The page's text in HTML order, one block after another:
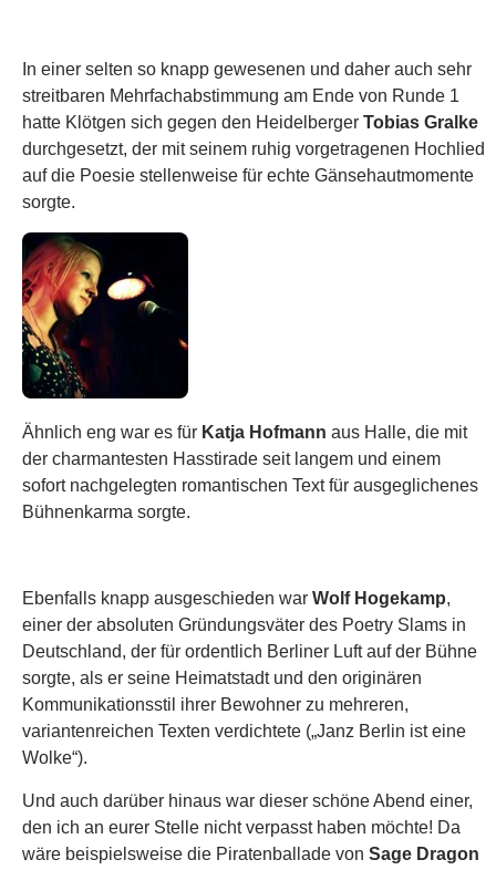
In einer selten so knapp gewesenen und daher auch sehr
streitbaren Mehrfachabstimmung am Ende von Runde 1
hatte Klötgen sich gegen den Heidelberger Tobias Gralke
durchgesetzt, der mit seinem ruhig vorgetragenen Hochlied
auf die Poesie stellenweise für echte Gänsehautmomente
sorgte.
Ähnlich eng war es für Katja Hofmann aus Halle, die mit
der charmantesten Hasstirade seit langem und einem
sofort nachgelegten romantischen Text für ausgeglichenes
Bühnenkarma sorgte.
Ebenfalls knapp ausgeschieden war Wolf Hogekamp,
einer der absoluten Gründungsväter des Poetry Slams in
Deutschland, der für ordentlich Berliner Luft auf der Bühne
sorgte, als er seine Heimatstadt und den originären
Kommunikationsstil ihrer Bewohner zu mehreren,
variantenreichen Texten verdichtete („Janz Berlin ist eine
Wolke“).
Und auch darüber hinaus war dieser schöne Abend einer,
den ich an eurer Stelle nicht verpasst haben möchte! Da
wäre beispielsweise die Piratenballade von Sage Dragon